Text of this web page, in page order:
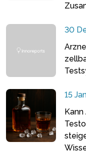
30
15